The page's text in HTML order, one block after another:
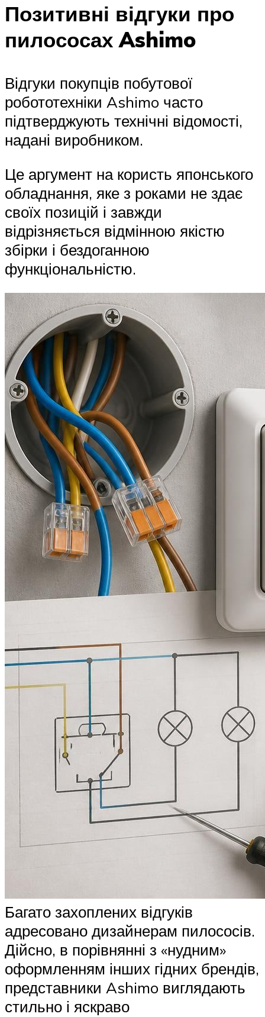
Позитивні відгуки про
пилососах Ashimo
Відгуки покупців побутової
робототехніки Ashimo часто
підтверджують технічні відомості,
надані виробником.
Це аргумент на користь японського
обладнання, яке з роками не здає
своїх позицій і завжди
відрізняється відмінною якістю
збірки і бездоганною
функціональністю.
Багато захоплених відгуків
адресовано дизайнерам пилососів.
Дійсно, в порівнянні з «нудним»
оформленням інших гідних брендів,
представники Ashimo виглядають
стильно і яскраво